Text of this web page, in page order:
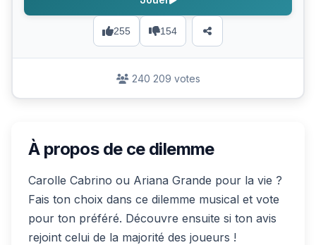
255 154
240 209 votes
À propos de ce dilemme
Carolle Cabrino ou Ariana Grande pour la vie ?
Fais ton choix dans ce dilemme musical et vote
pour ton préféré. Découvre ensuite si ton avis
rejoint celui de la majorité des joueurs !